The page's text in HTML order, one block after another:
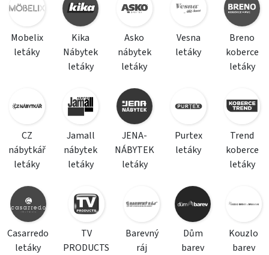
Mobelix
letáky
Kika
Nábytek
letáky
Asko
nábytek
letáky
Vesna
letáky
Breno
koberce
letáky
CZ
nábytkář
letáky
Jamall
nábytek
letáky
JENA-
NÁBYTEK
letáky
Purtex
letáky
Trend
koberce
letáky
Casarredo
letáky
TV
PRODUCTS
Barevný
ráj
Dům
barev
Kouzlo
barev